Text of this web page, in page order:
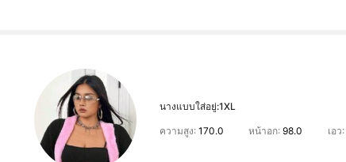
นางแบบใส่อยู่:1XL
ความสูง: 170.0 หน้าอก:98.0 เอว: